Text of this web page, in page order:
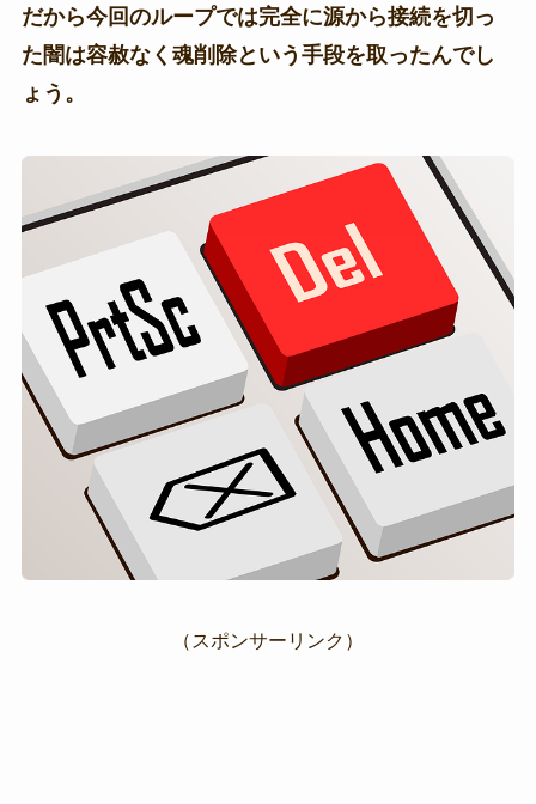
だから今回のループでは完全に源から接続を切っ
た闇は容赦なく魂削除という手段を取ったんでし
ょう。
（スポンサーリンク）